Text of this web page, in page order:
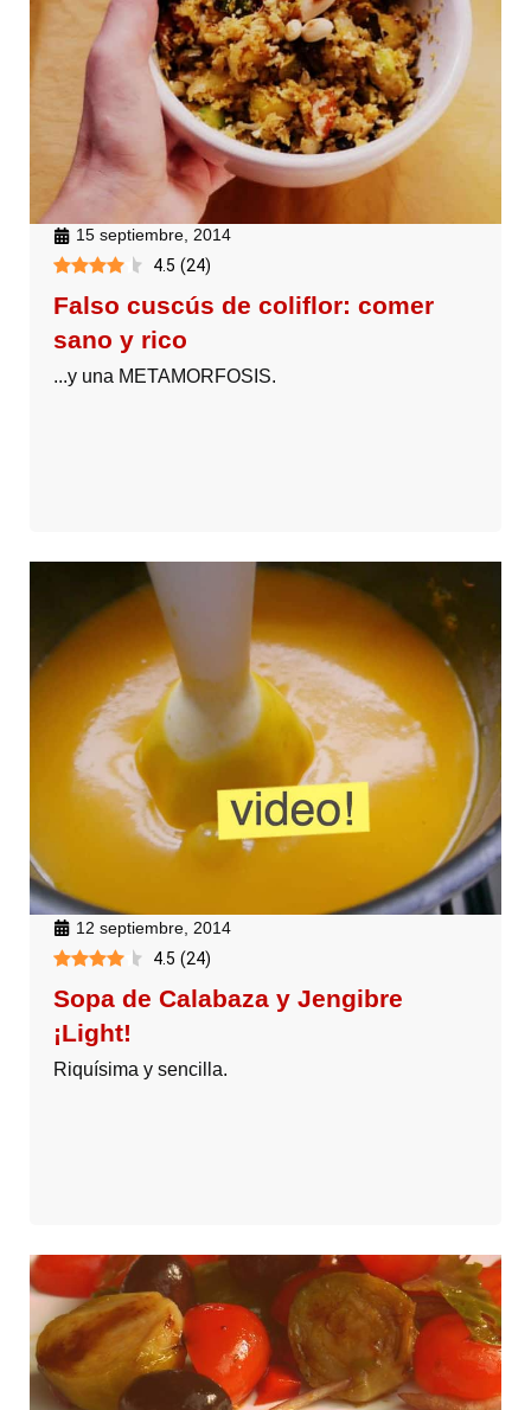
15 septiembre, 2014
4.5 (24)
Falso cuscús de coliflor: comer
sano y rico
...y una METAMORFOSIS.
12 septiembre, 2014
4.5 (24)
Sopa de Calabaza y Jengibre
¡Light!
Riquísima y sencilla.